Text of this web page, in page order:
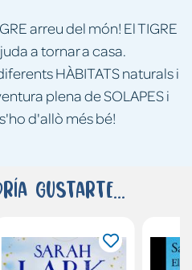
arreu del món! El TIGRE
a tornar a casa.
HÀBITATS naturals i
plena de SOLAPES i
d'allò més bé!
gustarte...